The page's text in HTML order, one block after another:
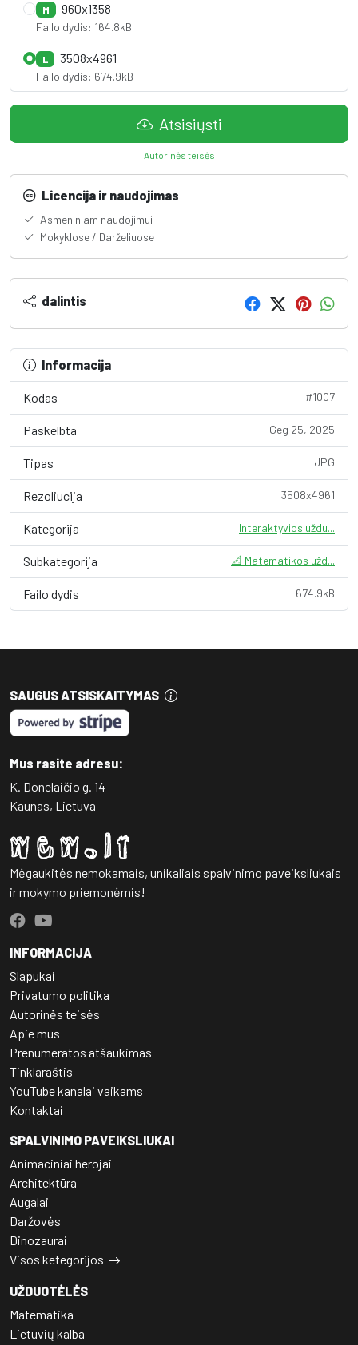
M 960x1358
Failo dydis: 164.8kB
L 3508x4961
Failo dydis: 674.9kB
Atsisiųsti
Autorinės teisės
Licencija ir naudojimas
Asmeniniam naudojimui
Mokyklose / Darželiuose
dalintis
Informacija
Kodas #1007
Paskelbta Geg 25, 2025
Tipas JPG
Rezoliucija 3508x4961
Kategorija Interaktyvios uždu...
Subkategorija 📐 Matematikos užd...
Failo dydis 674.9kB
SAUGUS ATSISKAITYMAS
Mus rasite adresu:
K. Donelaičio g. 14
Kaunas, Lietuva
Mėgaukitės nemokamais, unikaliais spalvinimo paveiksliukais
ir mokymo priemonėmis!
INFORMACIJA
Slapukai
Privatumo politika
Autorinės teisės
Apie mus
Prenumeratos atšaukimas
Tinklaraštis
YouTube kanalai vaikams
Kontaktai
SPALVINIMO PAVEIKSLIUKAI
Animaciniai herojai
Architektūra
Augalai
Daržovės
Dinozaurai
Visos ketegorijos
UŽDUOTĖLĖS
Matematika
Lietuvių kalba